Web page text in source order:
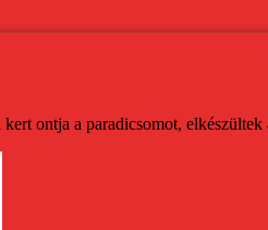
ontja a paradicsomot, elkészültek